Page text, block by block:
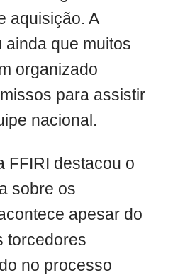
aquisição. A
que muitos
organizado
para assistir
nacional.
FFIRI destacou o
sobre os
apesar do
torcedores
no processo